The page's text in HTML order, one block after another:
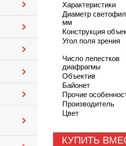
Характеристики
Диаметр
мм
Конструкция
Угол поля зрения
Число лепестков
диафрагмы
Объектив
Байонет
Прочие
Производитель
Цвет
КУПИТЬ